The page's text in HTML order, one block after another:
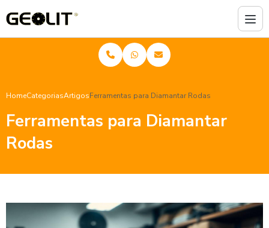
HomeCategoriasArtigosFerramentas para Diamantar Rodas
Ferramentas para Diamantar
Rodas